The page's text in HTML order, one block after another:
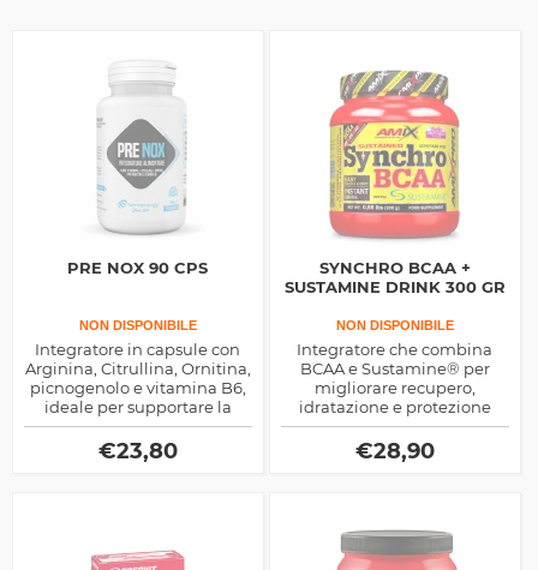
PRE NOX 90 CPS
NON DISPONIBILE
Integratore in capsule con
Arginina, Citrullina, Ornitina,
picnogenolo e vitamina B6,
ideale per supportare la
performance sportiva.
€23,80
SYNCHRO BCAA +
SUSTAMINE DRINK 300 GR
NON DISPONIBILE
Integratore che combina
BCAA e Sustamine® per
migliorare recupero,
idratazione e protezione
muscolare. Ideale per atleti e
sportivi intensivi.
€28,90